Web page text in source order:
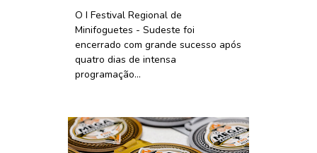
O I Festival Regional de
Minifoguetes - Sudeste foi
encerrado com grande sucesso após
quatro dias de intensa
programação...